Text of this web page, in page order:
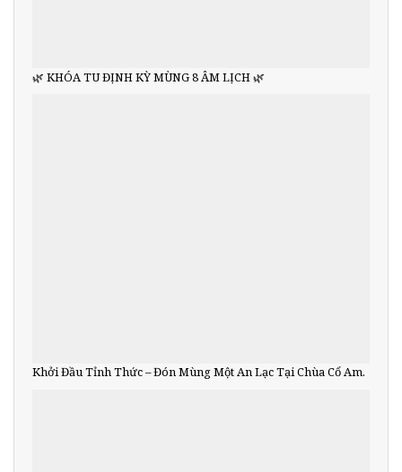
🌿 KHÓA TU ĐỊNH KỲ MÙNG 8 ÂM LỊCH 🌿
Khởi Đầu Tỉnh Thức – Đón Mùng Một An Lạc Tại Chùa Cổ Am.